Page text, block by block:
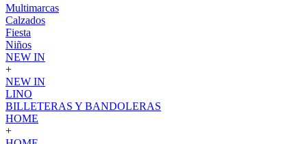
Multimarcas
Calzados
Fiesta
Niños
NEW IN
+
NEW IN
LINO
BILLETERAS Y BANDOLERAS
HOME
+